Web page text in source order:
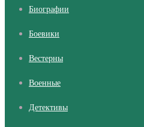
Биографии
Боевики
Вестерны
Военные
Детективы